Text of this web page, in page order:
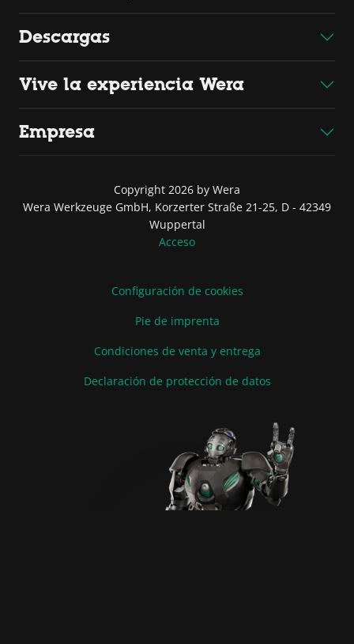
Descargas
Vive la experiencia Wera
Empresa
Copyright 2026 by Wera
Wera Werkzeuge GmbH, Korzerter Straße 21-25, D - 42349
Wuppertal
Acceso
Configuración de cookies
Pie de imprenta
Condiciones de venta y entrega
Declaración de protección de datos